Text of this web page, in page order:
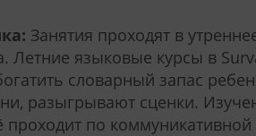
Занятия проходят в
Летние языковые курсы в
словарный запас
разыгрывают сценки.
по коммуникативной